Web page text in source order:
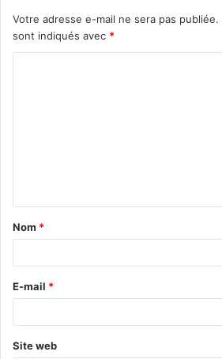
Votre adresse e-mail ne sera pas publiée.
sont indiqués avec *
t
a
e
*
Nom *
E-mail *
Site web